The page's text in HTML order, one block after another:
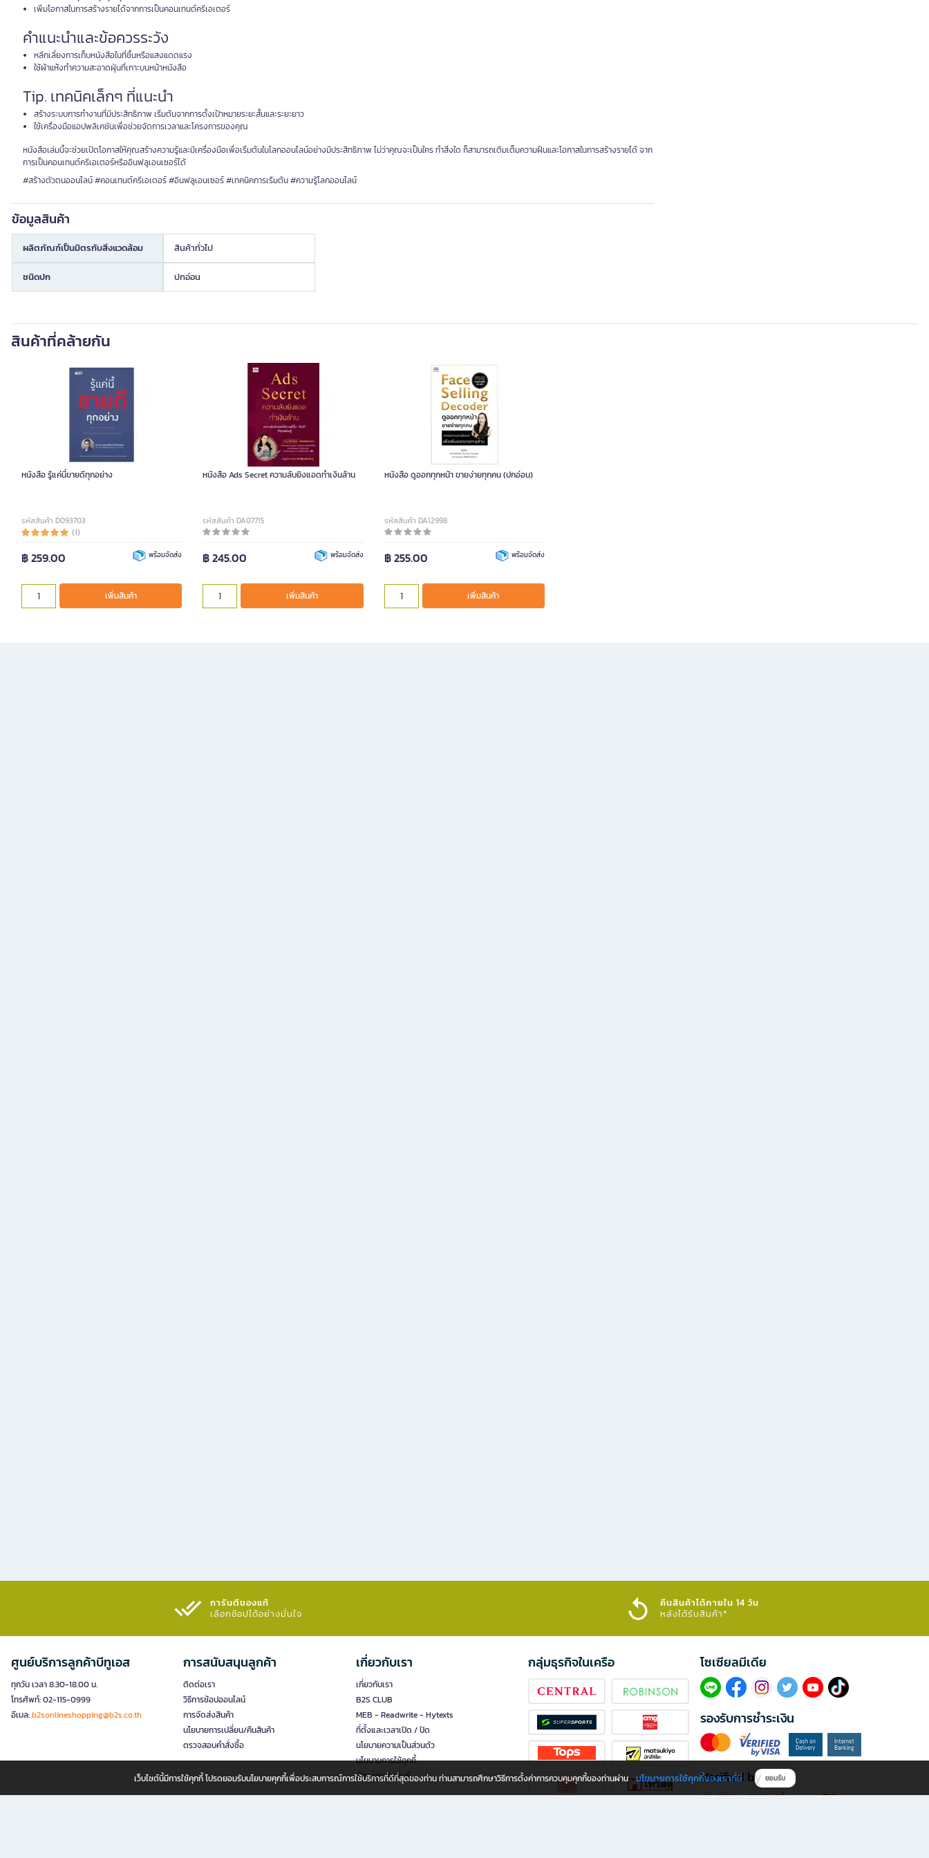
เพิ่มโอกาสในการสร้างรายได้จากการเป็นคอนเทนต์ครีเอเตอร์
คำแนะนำและข้อควรระวัง
หลีกเลี่ยงการเก็บหนังสือในที่ชื้นหรือแสงแดดแรง
ใช้ผ้าแห้งทำความสะอาดฝุ่นที่เกาะบนหน้าหนังสือ
Tip. เทคนิคเล็กๆ ที่แนะนำ
สร้างระบบการทำงานที่มีประสิทธิภาพ เริ่มต้นจากการตั้งเป้าหมายระยะสั้นและระยะยาว
ใช้เครื่องมือแอปพลิเคชันเพื่อช่วยจัดการเวลาและโครงการของคุณ
หนังสือเล่มนี้จะช่วยเปิดโอกาสให้คุณสร้างความรู้และมีเครื่องมือเพื่อเริ่มต้นในโลกออนไลน์อย่างมีประสิทธิภาพ ไม่ว่าคุณจะเป็นใคร ทำสิ่งใด ก็สามารถเติมเต็มความฝันและโอกาสในการสร้างรายได้ จาก
การเป็นคอนเทนต์ครีเอเตอร์หรืออินฟลูเอนเซอร์ได้
#สร้างตัวตนออนไลน์ #คอนเทนต์ครีเอเตอร์ #อินฟลูเอนเซอร์ #เทคนิคการเริ่มต้น #ความรู้โลกออนไลน์
ข้อมูลสินค้า
ผลิตภัณฑ์เป็นมิตรกับสิ่งแวดล้อม สินค้าทั่วไป
ชนิดปก ปกอ่อน
สินค้าที่คล้ายกัน
หนังสือ รู้แค่นี้ขายดีทุกอย่าง
รหัสสินค้า D093703
(1)
฿ 259.00 พร้อมจัดส่ง
เพิ่มสินค้า
หนังสือ Ads Secret ความลับยิงแอดทำเงินล้าน
รหัสสินค้า DA07715
฿ 245.00 พร้อมจัดส่ง
เพิ่มสินค้า
หนังสือ ดูออกทุกหน้า ขายง่ายทุกคน (ปกอ่อน)
รหัสสินค้า DA12998
฿ 255.00 พร้อมจัดส่ง
เพิ่มสินค้า
การันตีของแท้
เลือกช้อปได้อย่างมั่นใจ​
คืนสินค้าได้ภายใน 14 วัน
หลังได้รับสินค้า*
ศูนย์บริการลูกค้าบีทูเอส
ทุกวัน เวลา 8.30-18.00 น.
โทรศัพท์: 02-115-0999
อีเมล:b2sonlineshopping@b2s.co.th
การสนับสนุนลูกค้า
ติดต่อเรา
วิธีการช้อปออนไลน์
การจัดส่งสินค้า
นโยบายการเปลี่ยน/คืนสินค้า
ตรวจสอบคำสั่งซื้อ
เกี่ยวกับเรา
เกี่ยวกับเรา
B2S CLUB
MEB - Readwrite - Hytexts
ที่ตั้งและเวลาเปิด / ปิด
นโยบายความเป็นส่วนตัว
นโยบายการใช้คุกกี้
นักลงทุนสัมพันธ์
กลุ่มธุรกิจในเครือ โซเซียลมีเดีย​
รองรับการชำระเงิน
Verified by
เว็บไซต์นี้มีการใช้คุกกี้ โปรดยอมรับนโยบายคุกกี้เพื่อประสบการณ์การใช้บริการที่ดีที่สุดของท่าน ท่านสามารถศึกษาวิธีการตั้งค่าการควบคุมคุกกี้ของท่านผ่าน นโยบายการใช้คุกกี้ของเราที่นี่ ยอมรับ